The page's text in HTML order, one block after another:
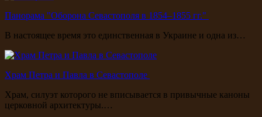
Панорама "Оборона Севастополя в 1854–1855 гг."
В настоящее время это единственная в Украине и одна из…
Храм Петра и Павла в Севастополе
Храм, силуэт которого не вписывается в привычные каноны
церковной архитектуры.…